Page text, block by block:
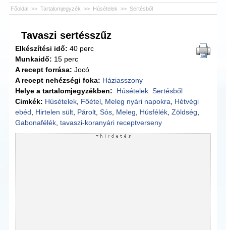
Főoldal >> Tartalomjegyzék >> Húsételek >> Sertésből
Tavaszi sertésszűz
Elkészítési idő: 40 perc
Munkaidő: 15 perc
A recept forrása: Jocó
A recept nehézségi foka: Háziasszony
Helye a tartalomjegyzékben:
Húsételek Sertésből
Cimkék: Húsételek Főétel Meleg nyári napokra
Hétvégi
ebéd
Hirtelen sült Párolt ,Sós Meleg Húsfélék ,Zöldség
Gabonafélék ,tavaszi-koranyári receptverseny